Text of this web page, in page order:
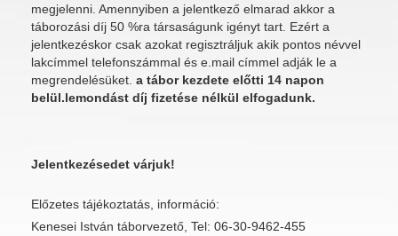
megjelenni. Amennyiben a jelentkező elmarad akkor a
táborozási díj 50 %ra társaságunk igényt tart. Ezért a
jelentkezéskor csak azokat regisztráljuk akik pontos névvel
lakcímmel telefonszámmal és e.mail címmel adják le a
megrendelésüket. a tábor kezdete előtti 14 napon
belül.lemondást díj fizetése nélkül elfogadunk.
Jelentkezésedet várjuk!
Előzetes tájékoztatás, információ:
Kenesei István táborvezető, Tel: 06-30-9462-455